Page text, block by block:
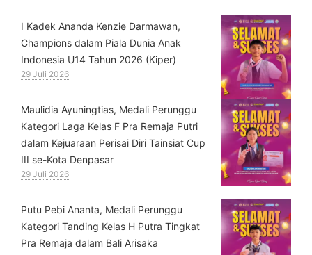
⁠I Kadek Ananda Kenzie Darmawan,
Champions dalam Piala Dunia Anak
Indonesia U14 Tahun 2026 (Kiper)
29 Juli 2026
⁠Maulidia Ayuningtias, Medali Perunggu
Kategori Laga Kelas F Pra Remaja Putri
dalam Kejuaraan Perisai Diri Tainsiat Cup
III se-Kota Denpasar
29 Juli 2026
Putu Pebi Ananta, Medali Perunggu
Kategori Tanding Kelas H Putra Tingkat
Pra Remaja dalam Bali Arisaka